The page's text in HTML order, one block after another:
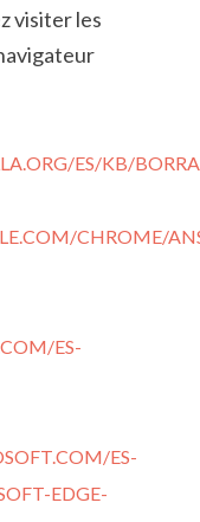
visiter les
ES/KB/
CHROME/
ES-
ES-
EDGE-